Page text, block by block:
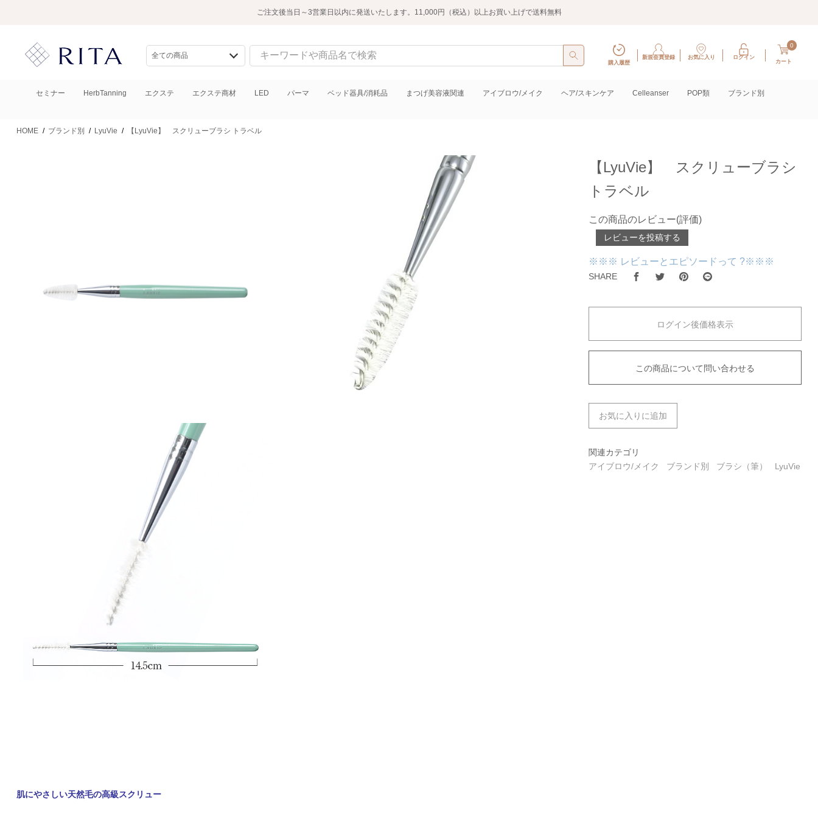
ご注文後当日～3営業日以内に発送いたします。11,000円（税込）以上お買い上げで送料無料
購入履歴
新規会員登録 お気に入り ログイン
0
カート
セミナー HerbTanning エクステ エクステ商材 LED パーマ ベッド器具/消耗品 まつげ美容液関連 アイブロウ/メイク ヘア/スキンケア Celleanser POP類 ブランド別
HOME / ブランド別 / LyuVie / 【LyuVie】 スクリューブラシ トラベル
【LyuVie】 スクリューブラシ
トラベル
この商品のレビュー(評価)
レビューを投稿する
※※※ レビューとエピソードって ?※※※
SHARE
ログイン後価格表示
この商品について問い合わせる
お気に入りに追加
関連カテゴリ
アイブロウ/メイク
ブランド別 ブラシ（筆） LyuVie
肌にやさしい天然毛の高級スクリュー